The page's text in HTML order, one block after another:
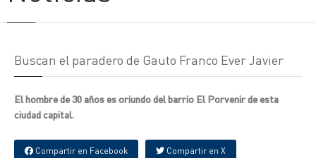
Buscan el paradero de Gauto Franco Ever Javier
El hombre de 30 años es oriundo del barrio El Porvenir de esta
ciudad capital.
Compartir en Facebook Compartir en X